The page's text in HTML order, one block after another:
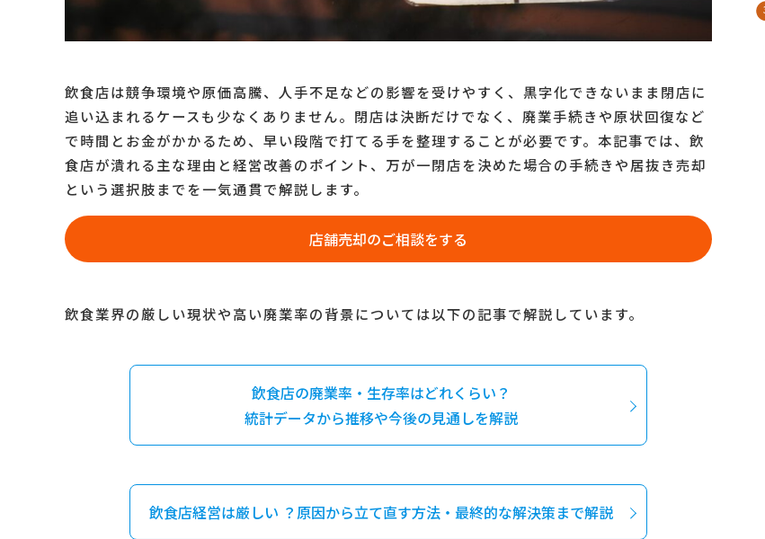
飲食店は競争環境や原価高騰、人手不足などの影響を受けやすく、黒字化できないまま閉店に
追い込まれるケースも少なくありません。閉店は決断だけでなく、廃業手続きや原状回復など
で時間とお金がかかるため、早い段階で打てる手を整理することが必要です。本記事では、飲
食店が潰れる主な理由と経営改善のポイント、万が一閉店を決めた場合の手続きや居抜き売却
という選択肢までを一気通貫で解説します。
店舗売却のご相談をする
飲食業界の厳しい現状や高い廃業率の背景については以下の記事で解説しています。
飲食店の廃業率・生存率はどれくらい？
統計データから推移や今後の見通しを解説
飲食店経営は厳しい ？原因から立て直す方法・最終的な解決策まで解説